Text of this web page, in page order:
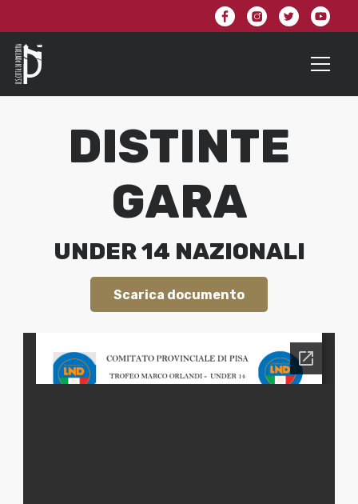
DISTINTE
GARA
UNDER 14 NAZIONALI
Scarica documento